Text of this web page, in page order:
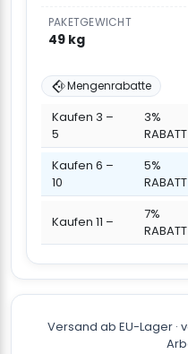
PAKETGEWICHT
49 kg
Mengenrabatte
Kaufen 3 –
5
3%
RABATT
Kaufen 6 –
10
5%
RABATT
Kaufen 11 –
7%
RABATT
Versand ab EU-Lager ·